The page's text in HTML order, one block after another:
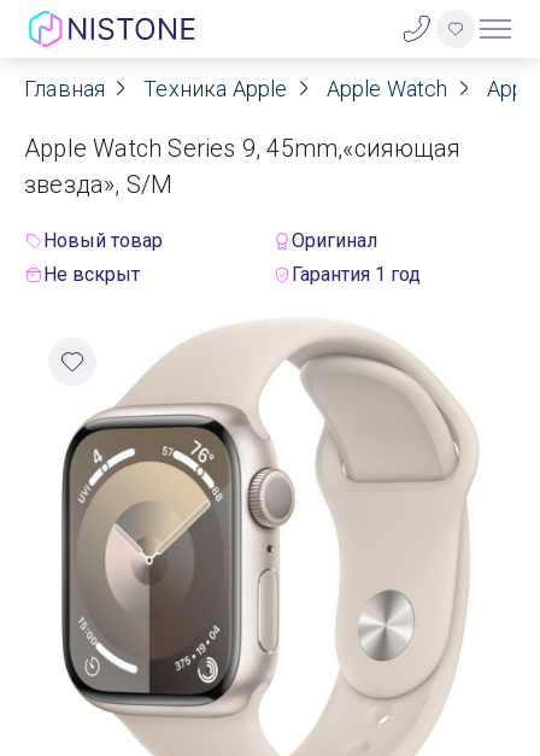
Акции
О нас
Договор оферты
Реквизиты
Контакты
Гарантия
Оплата
Доставка
Самовывоз
Trade-In
Главная Техника Apple Apple Watch
Apple Watch Series 9, 45mm,«сияющая
звезда», S/M
Новый товар
Оригинал
Не вскрыт
Гарантия 1 год